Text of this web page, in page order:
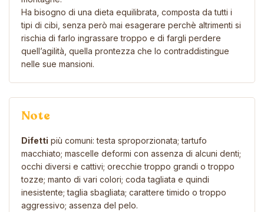
Ha bisogno di una dieta equilibrata, composta da tutti i
tipi di cibi, senza però mai esagerare perchè altrimenti si
rischia di farlo ingrassare troppo e di fargli perdere
quell’agilità, quella prontezza che lo contraddistingue
nelle sue mansioni.
Note
Difetti più comuni: testa sproporzionata; tartufo
macchiato; mascelle deformi con assenza di alcuni denti;
occhi diversi e cattivi; orecchie troppo grandi o troppo
tozze; manto di vari colori; coda tagliata e quindi
inesistente; taglia sbagliata; carattere timido o troppo
aggressivo; assenza del pelo.